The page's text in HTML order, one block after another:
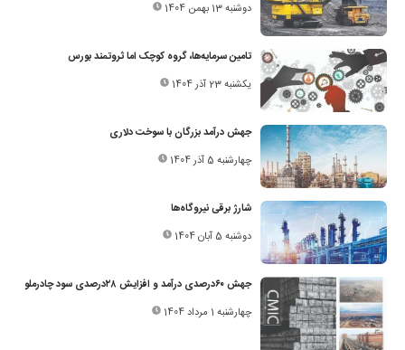
دوشنبه 13 بهمن 1404
تامین سرمایه‌ها، گروه کوچک اما ثروتمند بورس
یکشنبه 23 آذر 1404
جهش درآمد بزرگان با سوخت دلاری
چهارشنبه 5 آذر 1404
شارژ برقی نیروگاه‌ها
دوشنبه 5 آبان 1404
جهش ۶۰‌درصدی درآمد و افزایش ۲۸‌درصدی سود چادرملو
چهارشنبه 1 مرداد 1404